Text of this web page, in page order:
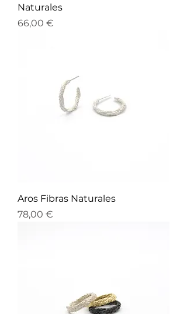
Naturales
Precio
66,00 €
Aros Fibras Naturales
Precio
78,00 €